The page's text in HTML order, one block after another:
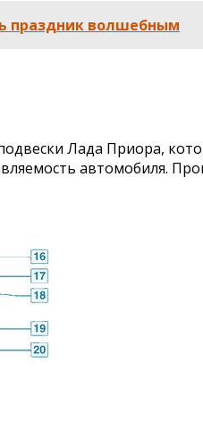
праздник волшебным
Лада Приора,
автомобиля.